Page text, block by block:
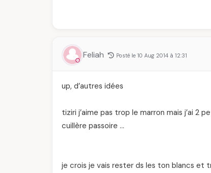
Feliah Posté le 10 Aug 2014 à 12:31
up, d’autres idées
tiziri j’aime pas trop le marron mais j’ai 2
cuillère passoire …
je crois je vais rester ds les ton blancs et